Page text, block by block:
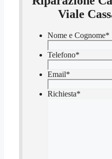
Viale
Nome e Cognome*
Telefono*
Email*
Richiesta*